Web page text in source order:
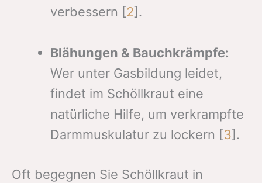
verbessern [2].
Blähungen & Bauchkrämpfe:
Wer unter Gasbildung leidet,
findet im Schöllkraut eine
natürliche Hilfe, um verkrampfte
Darmmuskulatur zu lockern [3].
Oft begegnen Sie Schöllkraut in